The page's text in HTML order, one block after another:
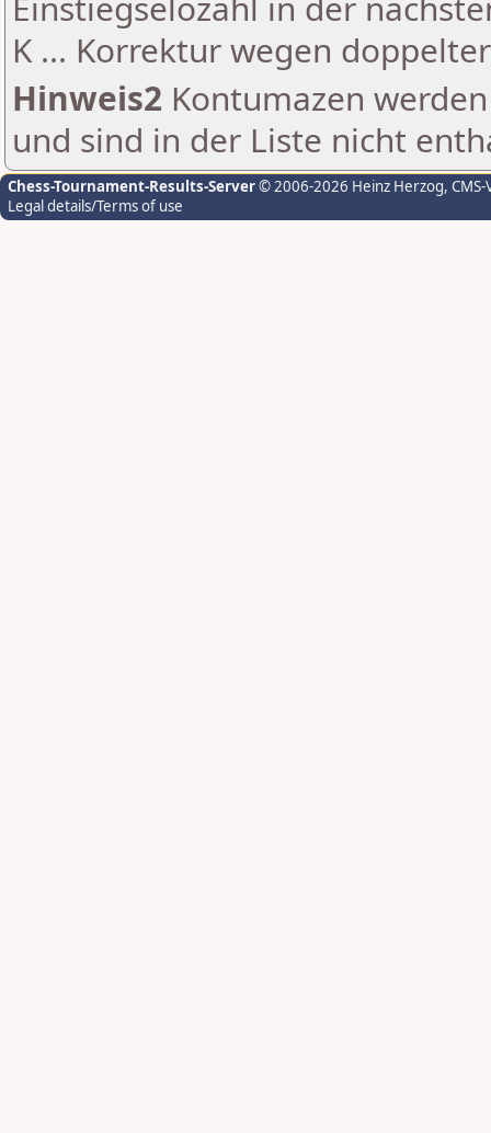
K ... Korrektur wegen
Hinweis2 Kontumazen
und sind in der Liste nicht
Chess-Tournament-Results-Server© 2006-2026 Heinz Herzog,
Legal details/Terms of use